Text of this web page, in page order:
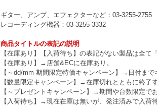
ギター、アンプ、エフェクターなど：03-3255-2755
レコーディング機器：03-3255-3332
商品タイトルの表記の説明
【在庫あり】【入荷待ち】の表記がない製品は全て
【在庫あり】→店舗&ECに在庫あり。
【～dd/mm 期間限定特価キャンペーン】→日付まで
【数量限定キャンペーン】→在庫切れとともに終了
【～プレゼントキャンペーン】→期間や台数限定で
【入荷待ち】→現在在庫は無いが、発注済みで入荷